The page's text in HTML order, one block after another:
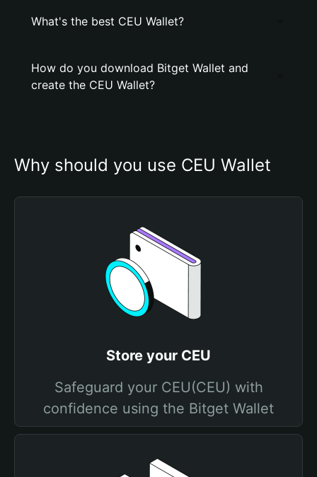
What's the best CEU Wallet?
How do you download Bitget Wallet and
create the CEU Wallet?
Why should you use CEU Wallet
Store your CEU
Safeguard your CEU(CEU) with
confidence using the Bitget Wallet